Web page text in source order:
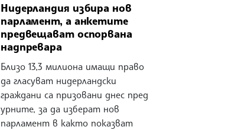
Нидерландия избира нов
парламент, а анкетите
предвещават оспорвана
надпревара
Близо 13,3 милиона имащи право
да гласуват нидерландски
граждани са призовани днес пред
урните, за да изберат нов
парламент в както показват